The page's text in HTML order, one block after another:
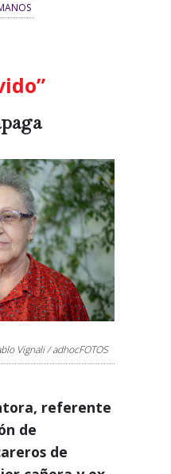
Vignali / adhocFOTOS
referente
de
de